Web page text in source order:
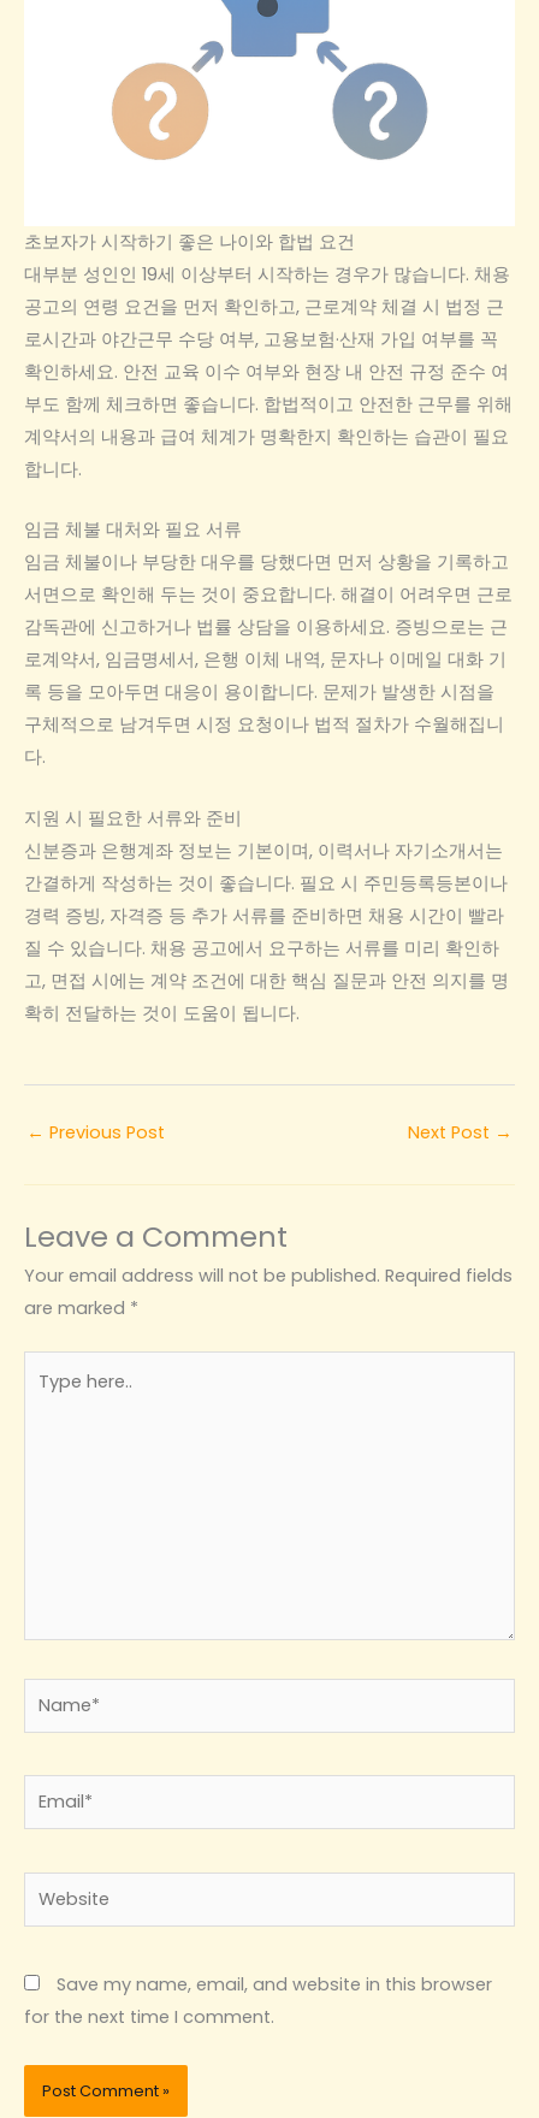
초보자가 시작하기 좋은 나이와 합법 요건
대부분 성인인 19세 이상부터 시작하는 경우가 많습니다. 채용
공고의 연령 요건을 먼저 확인하고, 근로계약 체결 시 법정 근
로시간과 야간근무 수당 여부, 고용보험·산재 가입 여부를 꼭
확인하세요. 안전 교육 이수 여부와 현장 내 안전 규정 준수 여
부도 함께 체크하면 좋습니다. 합법적이고 안전한 근무를 위해
계약서의 내용과 급여 체계가 명확한지 확인하는 습관이 필요
합니다.
임금 체불 대처와 필요 서류
임금 체불이나 부당한 대우를 당했다면 먼저 상황을 기록하고
서면으로 확인해 두는 것이 중요합니다. 해결이 어려우면 근로
감독관에 신고하거나 법률 상담을 이용하세요. 증빙으로는 근
로계약서, 임금명세서, 은행 이체 내역, 문자나 이메일 대화 기
록 등을 모아두면 대응이 용이합니다. 문제가 발생한 시점을
구체적으로 남겨두면 시정 요청이나 법적 절차가 수월해집니
다.
지원 시 필요한 서류와 준비
신분증과 은행계좌 정보는 기본이며, 이력서나 자기소개서는
간결하게 작성하는 것이 좋습니다. 필요 시 주민등록등본이나
경력 증빙, 자격증 등 추가 서류를 준비하면 채용 시간이 빨라
질 수 있습니다. 채용 공고에서 요구하는 서류를 미리 확인하
고, 면접 시에는 계약 조건에 대한 핵심 질문과 안전 의지를 명
확히 전달하는 것이 도움이 됩니다.
← Previous Post Next Post →
Leave a Comment
Your email address will not be published. Required fields
are marked *
here..
Email*
Website
Save my name, email, and website in this browser
for the next time I comment.